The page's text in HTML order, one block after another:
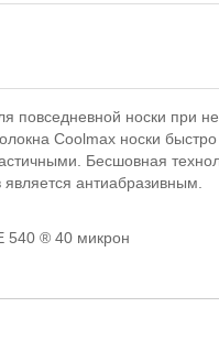
повседневной носки при
Coolmax носки
Бесшовная
антиабразивным.
540 ® 40 микрон